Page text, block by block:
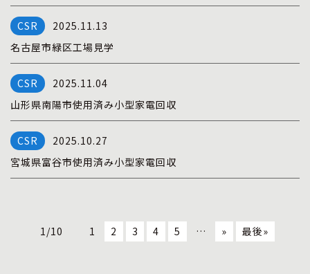
2025.11.13
名古屋市緑区工場見学
2025.11.04
山形県南陽市使用済み小型家電回収
2025.10.27
宮城県富谷市使用済み小型家電回収
1/10 1 2 3 4 5 … » 最後»